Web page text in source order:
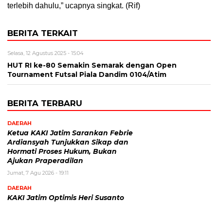
terlebih dahulu,” ucapnya singkat. (Rif)
BERITA TERKAIT
Selasa, 12 Agustus 2025 - 15:04
HUT RI ke-80 Semakin Semarak dengan Open
Tournament Futsal Piala Dandim 0104/Atim
BERITA TERBARU
DAERAH
Ketua KAKI Jatim Sarankan Febrie
Ardiansyah Tunjukkan Sikap dan
Hormati Proses Hukum, Bukan
Ajukan Praperadilan
Jumat, 7 Agu 2026 - 19:11
DAERAH
KAKI Jatim Optimis Heri Susanto